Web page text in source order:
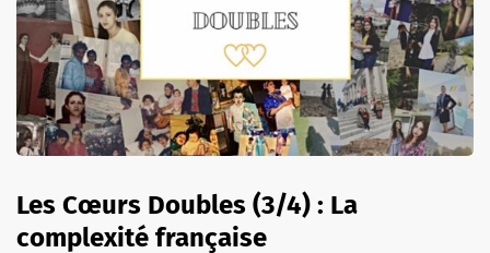
Les Cœurs Doubles (3/4) : La
complexité française